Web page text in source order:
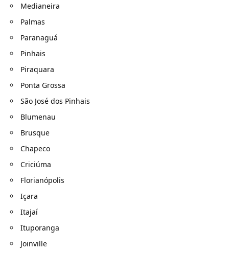
Medianeira
Palmas
Paranaguá
Pinhais
Piraquara
Ponta Grossa
São José dos Pinhais
Blumenau
Brusque
Chapeco
Criciúma
Florianópolis
Içara
Itajaí
Ituporanga
Joinville